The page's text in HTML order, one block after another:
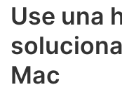
Use una
Mac